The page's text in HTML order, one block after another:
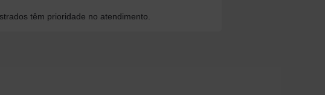
têm prioridade no atendimento.